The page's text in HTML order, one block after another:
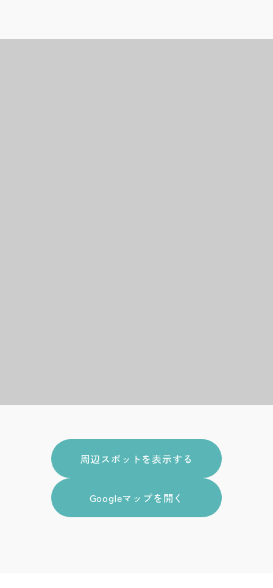
周辺スポットを表示する
Googleマップを開く